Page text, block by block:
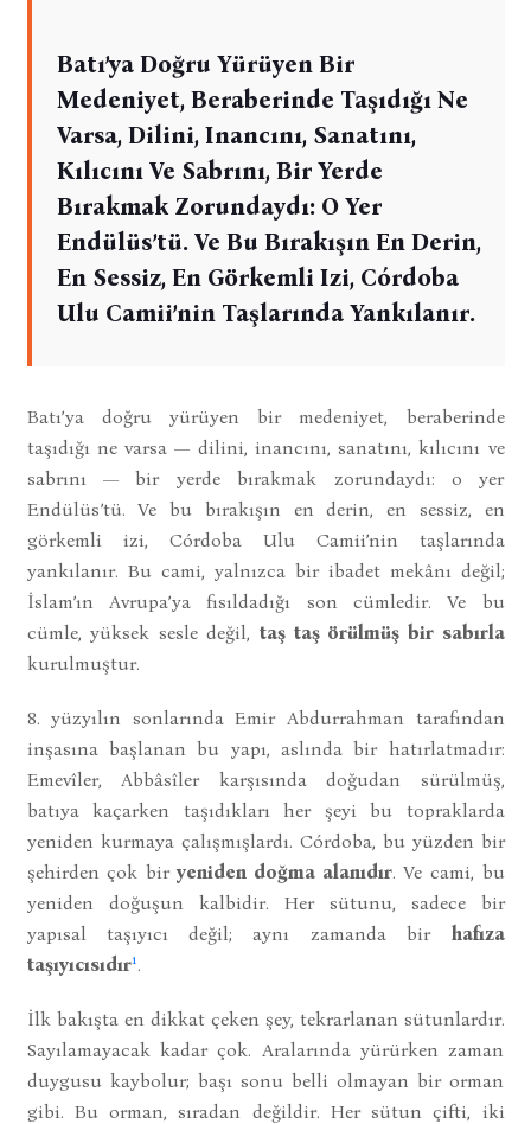
Batı’ya Doğru Yürüyen Bir
Medeniyet, Beraberinde Taşıdığı Ne
Varsa, Dilini, Inancını, Sanatını,
Kılıcını Ve Sabrını, Bir Yerde
Bırakmak Zorundaydı: O Yer
Endülüs’tü. Ve Bu Bırakışın En Derin,
En Sessiz, En Görkemli Izi, Córdoba
Ulu Camii’nin Taşlarında Yankılanır.
Batı’ya doğru yürüyen bir medeniyet, beraberinde
taşıdığı ne varsa — dilini, inancını, sanatını, kılıcını ve
sabrını — bir yerde bırakmak zorundaydı: o yer
Endülüs’tü. Ve bu bırakışın en derin, en sessiz, en
görkemli izi, Córdoba Ulu Camii’nin taşlarında
yankılanır. Bu cami, yalnızca bir ibadet mekânı değil;
İslam’ın Avrupa’ya fısıldadığı son cümledir. Ve bu
cümle, yüksek sesle değil, taş taş örülmüş bir sabırla
kurulmuştur.
8. yüzyılın sonlarında Emir Abdurrahman tarafından
inşasına başlanan bu yapı, aslında bir hatırlatmadır:
Emevîler, Abbâsîler karşısında doğudan sürülmüş,
batıya kaçarken taşıdıkları her şeyi bu topraklarda
yeniden kurmaya çalışmışlardı. Córdoba, bu yüzden bir
şehirden çok biryeniden doğma alanıdır. Ve cami, bu
yeniden doğuşun kalbidir. Her sütunu, sadece bir
yapısal taşıyıcı değil; aynı zamanda bir hafıza
taşıyıcısıdır1 .
İlk bakışta en dikkat çeken şey, tekrarlanan sütunlardır.
Sayılamayacak kadar çok. Aralarında yürürken zaman
duygusu kaybolur; başı sonu belli olmayan bir orman
gibi. Bu orman, sıradan değildir. Her sütun çifti, iki